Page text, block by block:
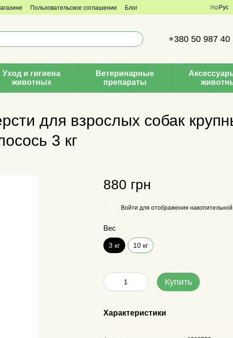
Пользовательское соглашение Блог Укр Рус
+380 50 987 40
Уход и гигиена
животных
Ветеринарные
препараты
для взрослых собак
3 кг
880 грн
Войти для отображения накопительной
Вес
3 кг 10 кг
Купить
Характеристики